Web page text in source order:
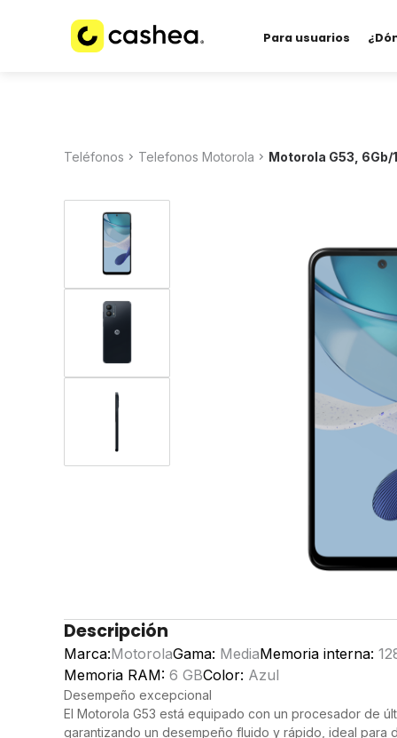
Para usuarios
Teléfonos Telefonos Motorola Motorola G53, 6Gb/
Descripción
Marca:MotorolaGama: MediaMemoria interna:
Memoria RAM: 6 GBColor: Azul
Desempeño excepcional
El Motorola G53 está equipado con un procesador de
garantizando un desempeño fluido y rápido, ideal para